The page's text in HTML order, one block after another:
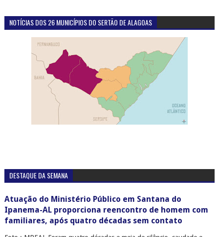
NOTÍCIAS DOS 26 MUNICÍPIOS DO SERTÃO DE ALAGOAS
DESTAQUE DA SEMANA
Atuação do Ministério Público em Santana do
Ipanema-AL proporciona reencontro de homem com
familiares, após quatro décadas sem contato